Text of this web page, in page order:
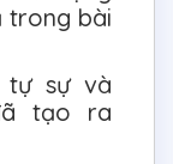
trong bài
tự sự và
tạo ra